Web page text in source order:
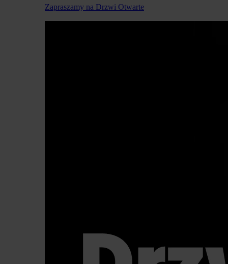
Zapraszamy na Drzwi Otwarte